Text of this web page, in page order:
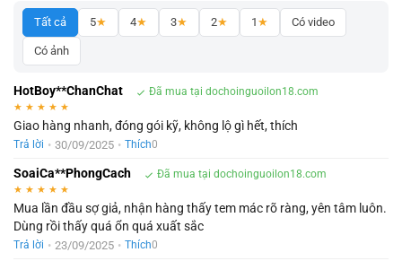
Tất cả 5★ 4★ 3★ 2★ 1 ★ Có video
Có ảnh
HotBoy**ChanChat Đã mua tại dochoinguoilon18.com
★ ★ ★ ★ ★
Giao hàng nhanh, đóng gói kỹ, không lộ gì hết, thích
Trả lời • 30/09/2025 • Thích0
SoaiCa**PhongCach Đã mua tại dochoinguoilon18.com
★ ★ ★ ★ ★
Mua lần đầu sợ giả, nhận hàng thấy tem mác rõ ràng, yên tâm luôn.
Dùng rồi thấy quá ổn quá xuất sắc
Trả lời • 23/09/2025 • Thích0